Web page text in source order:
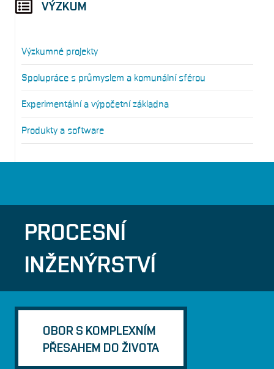
VÝZKUM
Výzkumné projekty
Spolupráce s průmyslem a komunální sférou
Experimentální a výpočetní základna
Produkty a software
PROCESNÍ
INŽENÝRSTVÍ
OBOR S KOMPLEXNÍM
PŘESAHEM DO ŽIVOTA